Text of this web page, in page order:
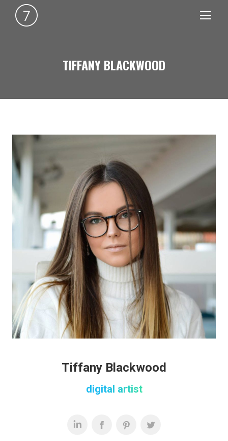
TIFFANY BLACKWOOD
Tiffany Blackwood
digital artist